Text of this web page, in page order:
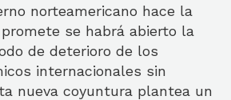
norteamericano hace la
se habrá abierto la
de deterioro de los
internacionales sin
nueva coyuntura plantea un